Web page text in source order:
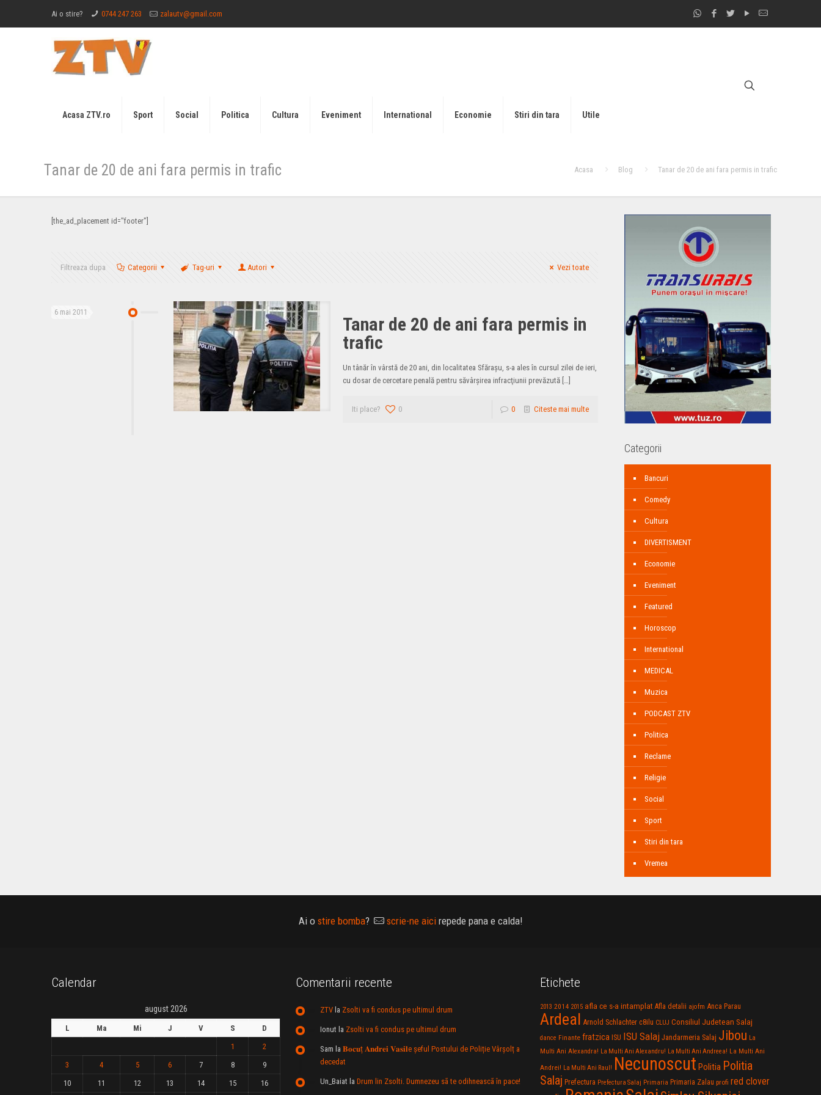
Ai o stire? 0744 247 263 zalautv@gmail.com
Acasa ZTV.ro Sport Social Politica Cultura Eveniment International Economie Stiri din tara Utile
Tanar de 20 de ani fara permis in trafic Acasa Blog Tanar de 20 de ani fara permis in trafic
[the_ad_placement id="footer"]
Filtreaza dupa Categorii Tag-uri Autori Vezi toate
6 mai 2011
Tanar de 20 de ani fara permis in
trafic
Un tânăr în vârstă de 20 ani, din localitatea Sfăraşu, s-a ales în cursul zilei de ieri,
cu dosar de cercetare penală pentru săvârşirea infracţiunii prevăzută […]
Iti place? 0 0 Citeste mai multe
Categorii
Bancuri
Comedy
Cultura
DIVERTISMENT
Economie
Eveniment
Featured
Horoscop
International
MEDICAL
Muzica
PODCAST ZTV
Politica
Reclame
Religie
Social
Sport
Stiri din tara
Vremea
Ai o stire bomba? scrie-ne aicirepede pana e calda!
Calendar
august 2026
L Ma Mi J V S
D
1
2
3
4 5 6 7 8
9
10
11 12 13 14 15 16
Comentarii recente
ZTVla Zsolti va fi condus pe ultimul drum
Ionut la Zsolti va fi condus pe ultimul drum
Sam la 𝐁𝐨𝐜𝐮ț 𝐀𝐧𝐝𝐫𝐞𝐢 𝐕𝐚𝐬𝐢𝐥e şeful Postului de Poliție Vârșolț a
decedat
Un_Baiat la Drum lin Zsolti. Dumnezeu sã te odihneascã în pace!
Etichete
2013 2014 2015 afla ce s-a intamplat Afla detalii ajofm Anca Parau
Ardeal Arnold Schlachter c8ilu CLUJ Consiliul Judetean Salaj
dance Finante fratzica ISU ISU Salaj Jandarmeria Salaj Jibou La
Multi Ani Alexandra! La Multi Ani Alexandru! La Multi Ani Andreea! La Multi Ani
Andrei! La Multi Ani Raul! Necunoscut Politia Politia
Salaj Prefectura Prefectura Salaj Primaria Primaria Zalau profi red clover